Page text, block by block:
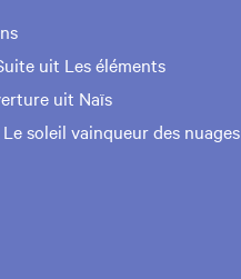
uit Les éléments
uit Naïs
Le soleil vainqueur des nuages